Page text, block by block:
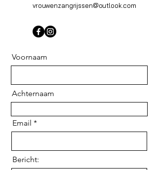
vrouwenzangrijssen@outlook.com
Voornaam
Achternaam
Email
Bericht: